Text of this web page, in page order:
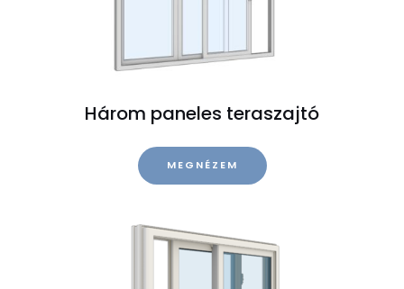
Három paneles teraszajtó
MEGNÉZEM